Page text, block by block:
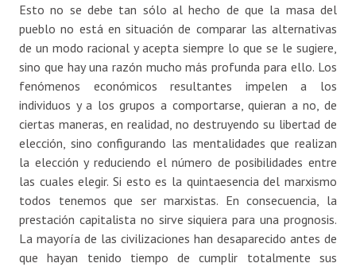
Esto no se debe tan sólo al hecho de que la masa del
pueblo no está en situación de comparar las alternativas
de un modo racional y acepta siempre lo que se le sugiere,
sino que hay una razón mucho más profunda para ello. Los
fenómenos económicos resultantes impelen a los
individuos y a los grupos a comportarse, quieran a no, de
ciertas maneras, en realidad, no destruyendo su libertad de
elección, sino configurando las mentalidades que realizan
la elección y reduciendo el número de posibilidades entre
las cuales elegir. Si esto es la quintaesencia del marxismo
todos tenemos que ser marxistas. En consecuencia, la
prestación capitalista no sirve siquiera para una prognosis.
La mayoría de las civilizaciones han desaparecido antes de
que hayan tenido tiempo de cumplir totalmente sus